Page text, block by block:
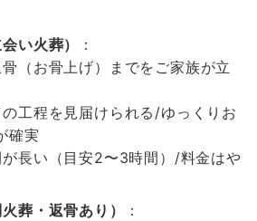
い火葬）
：
（お骨上げ）までをご家族が立
の工程を見届けられる/ゆっくりお
確実
が長い（目安2〜3時間）/料金はや
葬・返骨あり）
：